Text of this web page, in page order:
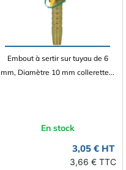
Embout à sertir sur tuyau de 6
mm, Diamètre 10 mm collerette...
En stock
3,05 € HT
3,66 € TTC